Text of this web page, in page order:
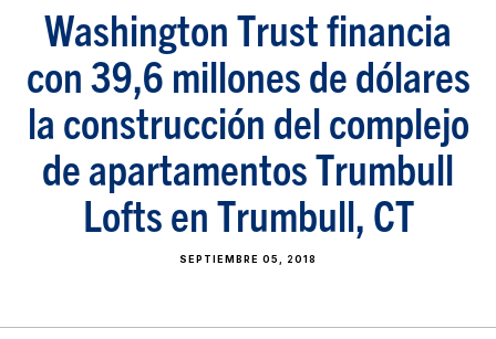
Washington Trust financia
con 39,6 millones de dólares
la construcción del complejo
de apartamentos Trumbull
Lofts en Trumbull, CT
SEPTIEMBRE 05, 2018